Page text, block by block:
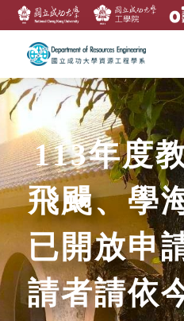
113年度
飛颺、學
已開放申
請者請依